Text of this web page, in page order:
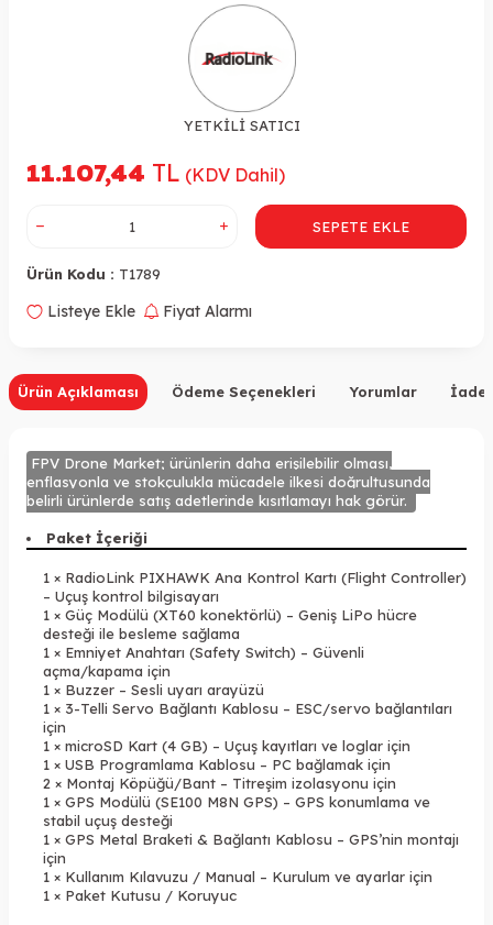
YETKİLİ SATICI
11.107,44 TL (KDV Dahil)
SEPETE EKLE
Ürün Kodu : T1789
Listeye Ekle Fiyat Alarmı
Ürün Açıklaması Ödeme Seçenekleri Yorumlar İade
FPV Drone Market; ürünlerin daha erişilebilir olması,
enflasyonla ve stokçulukla mücadele ilkesi doğrultusunda
belirli ürünlerde satış adetlerinde kısıtlamayı hak görür.
Paket İçeriği
1 × RadioLink PIXHAWK Ana Kontrol Kartı (Flight Controller)
– Uçuş kontrol bilgisayarı
1 × Güç Modülü (XT60 konektörlü) – Geniş LiPo hücre
desteği ile besleme sağlama
1 × Emniyet Anahtarı (Safety Switch) – Güvenli
açma/kapama için
1 × Buzzer – Sesli uyarı arayüzü
1 × 3-Telli Servo Bağlantı Kablosu – ESC/servo bağlantıları
için
1 × microSD Kart (4 GB) – Uçuş kayıtları ve loglar için
1 × USB Programlama Kablosu – PC bağlamak için
2 × Montaj Köpüğü/Bant – Titreşim izolasyonu için
1 × GPS Modülü (SE100 M8N GPS) – GPS konumlama ve
stabil uçuş desteği
1 × GPS Metal Braketi & Bağlantı Kablosu – GPS’nin montajı
için
1 × Kullanım Kılavuzu / Manual – Kurulum ve ayarlar için
1 × Paket Kutusu / Koruyuc